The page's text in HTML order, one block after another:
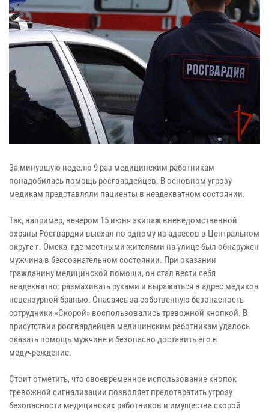
За минувшую неделю 9 раз медицинским работникам
понадобилась помощь росгвардейцев. В основном угрозу
медикам представляли пациенты в неадекватном состоянии.
Так, например, вечером 15 июня экипаж вневедомственной
охраны Росгвардии выехал по одному из адресов в Центральном
округе г. Омска, где местными жителями на улице был обнаружен
мужчина в бессознательном состоянии. При оказании
гражданину медицинской помощи, он стал вести себя
неадекватно: размахивать руками и выражаться в адрес медиков
нецензурной бранью. Опасаясь за собственную безопасность
сотрудники «Скорой» воспользовались тревожной кнопкой. В
присутствии росгвардейцев медицинским работникам удалось
оказать помощь мужчине и безопасно доставить его в
медучреждение.
Стоит отметить, что своевременное использование кнопок
тревожной сигнализации позволяет предотвратить угрозу
безопасности медицинских работников и имущества скорой